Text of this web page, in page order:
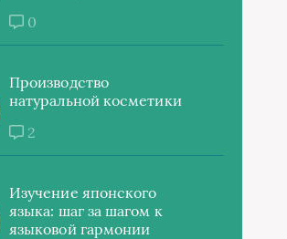
0
Производство
натуральной косметики
2
Изучение японского
языка: шаг за шагом к
языковой гармонии